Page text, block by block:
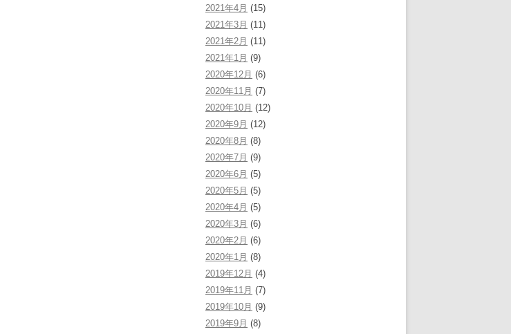
2021年4月 (15)
2021年3月 (11)
2021年2月 (11)
2021年1月 (9)
2020年12月 (6)
2020年11月 (7)
2020年10月 (12)
2020年9月 (12)
2020年8月 (8)
2020年7月 (9)
2020年6月 (5)
2020年5月 (5)
2020年4月 (5)
2020年3月 (6)
2020年2月 (6)
2020年1月 (8)
2019年12月 (4)
2019年11月 (7)
2019年10月 (9)
2019年9月 (8)